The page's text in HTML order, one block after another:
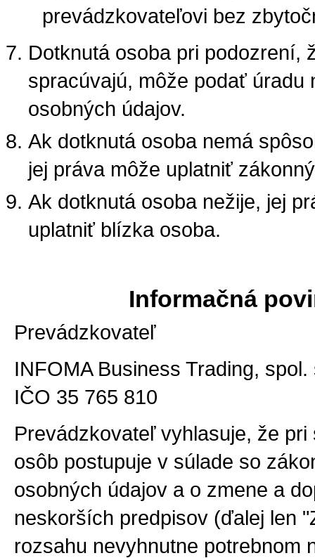
prevádzkovateľovi bez
Dotknutá osoba pri podozrení,
spracúvajú, môže podať úradu
osobných údajov.
Ak dotknutá osoba nemá
jej práva môže uplatniť
Ak dotknutá osoba nežije, jej
uplatniť blízka osoba.
Informačná
Prevádzkovateľ
INFOMA Business Trading,
IČO 35 765 810
Prevádzkovateľ vyhlasuje, že
osôb postupuje v súlade so
osobných údajov a o zmene a
neskorších predpisov (ďalej len
rozsahu nevyhnutne potrebnom